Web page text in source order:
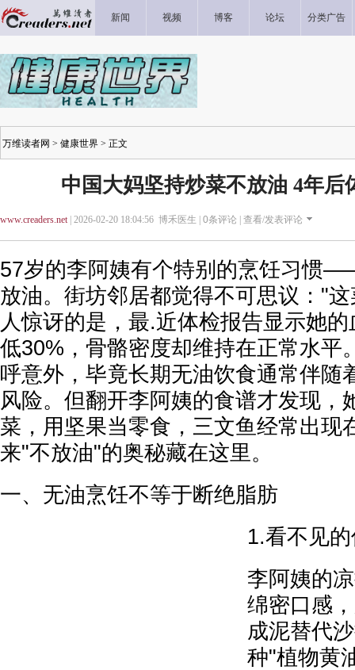
新闻 视频 博客 论坛 分类广告
万维读者网 > 健康世界 > 正文
中国大妈坚持炒菜不放油 4年后
www.creaders.net| 2026-02-20 18:04:56 博禾医生 | 0条评论 | 查看/发表评论
57岁的李阿姨有个特别的烹饪习惯
放油。街坊邻居都觉得不可思议："
人惊讶的是，最.近体检报告显示她
低30%，骨骼密度却维持在正常水平
呼意外，毕竟长期无油饮食通常伴随
风险。但翻开李阿姨的食谱才发现，
菜，用坚果当零食，三文鱼经常出
来"不放油"的奥秘藏在这里。
一、无油烹饪不等于断绝脂肪
1.看不见
李阿姨的
绵密口感
成泥替代
种"植物黄